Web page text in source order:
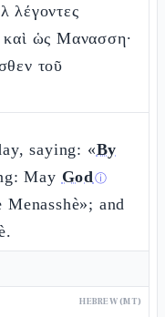
λέγοντες
ὡς Μανασση·
τοῦ
saying: «By
May Godⓘ
and
HEBREW (MT)